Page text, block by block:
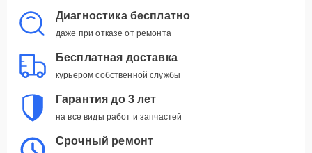
Диагностика бесплатно
даже при отказе от ремонта
Бесплатная доставка
курьером собственной службы
Гарантия до 3 лет
на все виды работ и запчастей
Срочный ремонт